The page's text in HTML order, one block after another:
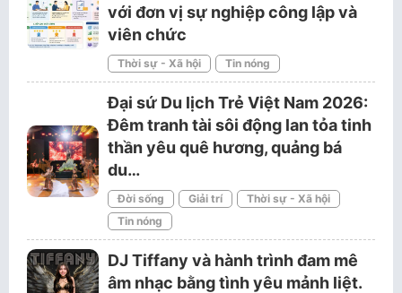
với đơn vị sự nghiệp công lập và
viên chức
Thời sự - Xã hội Tin nóng
Đại sứ Du lịch Trẻ Việt Nam 2026:
Đêm tranh tài sôi động lan tỏa tinh
thần yêu quê hương, quảng bá
du…
Đời sống Giải trí
Thời sự - Xã hội
Tin nóng
DJ Tiffany và hành trình đam mê
âm nhạc bằng tình yêu mảnh liệt.